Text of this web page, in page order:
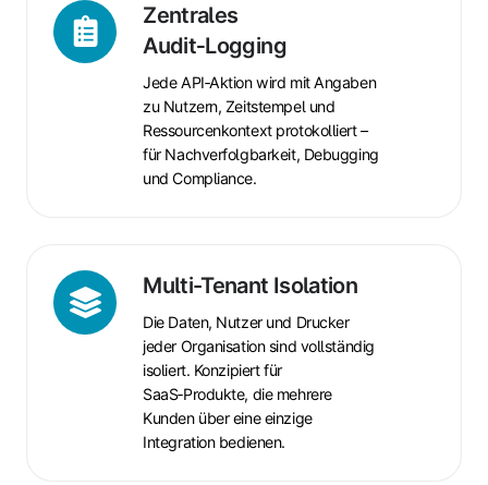
Zentrales
Audit‑Logging
Jede API‑Aktion wird mit Angaben
zu Nutzern, Zeitstempel und
Ressourcenkontext protokolliert –
für Nachverfolgbarkeit, Debugging
und Compliance.
Zentrales
Audit‑Logging
Multi-Tenant Isolation
Die Daten, Nutzer und Drucker
jeder Organisation sind vollständig
isoliert. Konzipiert für
SaaS‑Produkte, die mehrere
Kunden über eine einzige
Integration bedienen.
Multi-
Tenant
Isolation